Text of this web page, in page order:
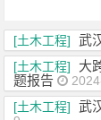
[土木工程] 武
[土木工程]
大
题报告
[土木工程]
武